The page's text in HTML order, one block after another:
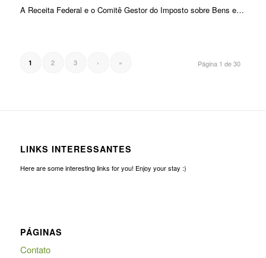
A Receita Federal e o Comitê Gestor do Imposto sobre Bens e…
Página 1 de 30
1 2 3 › »
LINKS INTERESSANTES
Here are some interesting links for you! Enjoy your stay :)
PÁGINAS
Contato